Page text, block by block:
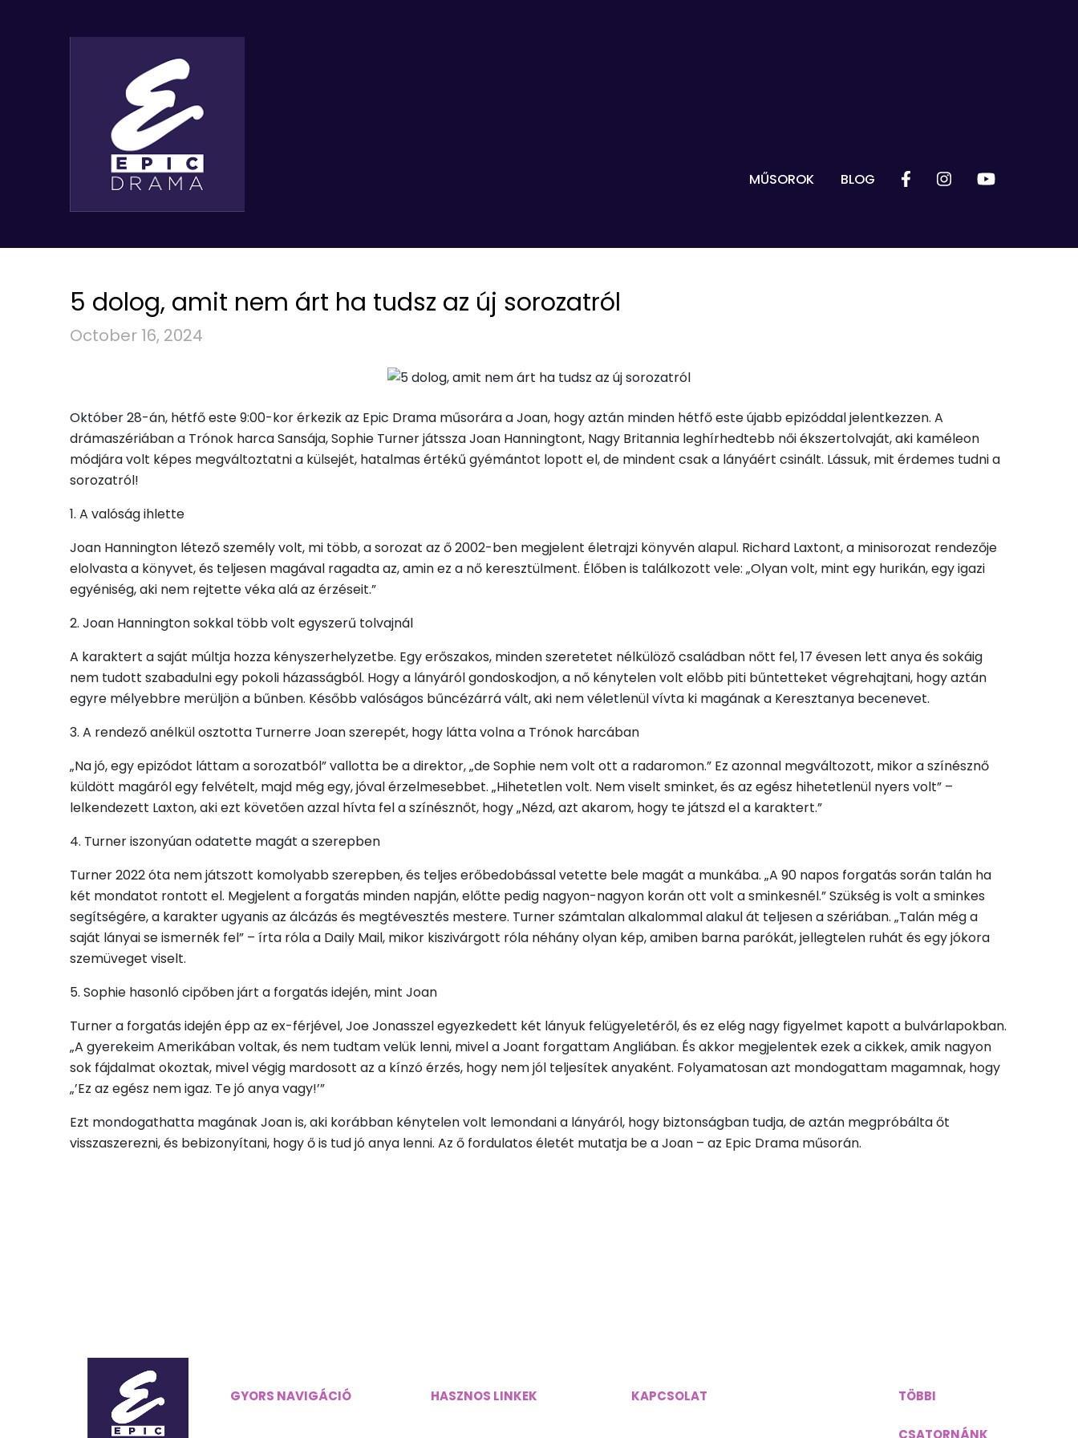
MŰSOROK BLOG
5 dolog, amit nem árt ha tudsz az új sorozatról
October 16, 2024
Október 28-án, hétfő este 9:00-kor érkezik az Epic Drama műsorára a Joan, hogy aztán minden hétfő este újabb epizóddal jelentkezzen. A
drámaszériában a Trónok harca Sansája, Sophie Turner játssza Joan Hanningtont, Nagy Britannia leghírhedtebb női ékszertolvaját, aki kaméleon
módjára volt képes megváltoztatni a külsejét, hatalmas értékű gyémántot lopott el, de mindent csak a lányáért csinált. Lássuk, mit érdemes tudni a
sorozatról!
1. A valóság ihlette
Joan Hannington létező személy volt, mi több, a sorozat az ő 2002-ben megjelent életrajzi könyvén alapul. Richard Laxtont, a minisorozat rendezője
elolvasta a könyvet, és teljesen magával ragadta az, amin ez a nő keresztülment. Élőben is találkozott vele: „Olyan volt, mint egy hurikán, egy igazi
egyéniség, aki nem rejtette véka alá az érzéseit.”
2. Joan Hannington sokkal több volt egyszerű tolvajnál
A karaktert a saját múltja hozza kényszerhelyzetbe. Egy erőszakos, minden szeretetet nélkülöző családban nőtt fel, 17 évesen lett anya és sokáig
nem tudott szabadulni egy pokoli házasságból. Hogy a lányáról gondoskodjon, a nő kénytelen volt előbb piti bűntetteket végrehajtani, hogy aztán
egyre mélyebbre merüljön a bűnben. Később valóságos bűncézárrá vált, aki nem véletlenül vívta ki magának a Keresztanya becenevet.
3. A rendező anélkül osztotta Turnerre Joan szerepét, hogy látta volna a Trónok harcában
„Na jó, egy epizódot láttam a sorozatból” vallotta be a direktor, „de Sophie nem volt ott a radaromon.” Ez azonnal megváltozott, mikor a színésznő
küldött magáról egy felvételt, majd még egy, jóval érzelmesebbet. „Hihetetlen volt. Nem viselt sminket, és az egész hihetetlenül nyers volt” –
lelkendezett Laxton, aki ezt követően azzal hívta fel a színésznőt, hogy „Nézd, azt akarom, hogy te játszd el a karaktert.”
4. Turner iszonyúan odatette magát a szerepben
Turner 2022 óta nem játszott komolyabb szerepben, és teljes erőbedobással vetette bele magát a munkába. „A 90 napos forgatás során talán ha
két mondatot rontott el. Megjelent a forgatás minden napján, előtte pedig nagyon-nagyon korán ott volt a sminkesnél.” Szükség is volt a sminkes
segítségére, a karakter ugyanis az álcázás és megtévesztés mestere. Turner számtalan alkalommal alakul át teljesen a szériában. „Talán még a
saját lányai se ismernék fel” – írta róla a Daily Mail, mikor kiszivárgott róla néhány olyan kép, amiben barna parókát, jellegtelen ruhát és egy jókora
szemüveget viselt.
5. Sophie hasonló cipőben járt a forgatás idején, mint Joan
Turner a forgatás idején épp az ex-férjével, Joe Jonasszel egyezkedett két lányuk felügyeletéről, és ez elég nagy figyelmet kapott a bulvárlapokban.
„A gyerekeim Amerikában voltak, és nem tudtam velük lenni, mivel a Joant forgattam Angliában. És akkor megjelentek ezek a cikkek, amik nagyon
sok fájdalmat okoztak, mivel végig mardosott az a kínzó érzés, hogy nem jól teljesítek anyaként. Folyamatosan azt mondogattam magamnak, hogy
„’Ez az egész nem igaz. Te jó anya vagy!’”
Ezt mondogathatta magának Joan is, aki korábban kénytelen volt lemondani a lányáról, hogy biztonságban tudja, de aztán megpróbálta őt
visszaszerezni, és bebizonyítani, hogy ő is tud jó anya lenni. Az ő fordulatos életét mutatja be a Joan – az Epic Drama műsorán.
GYORS NAVIGÁCIÓ HASZNOS LINKEK KAPCSOLAT TÖBBI
CSATORNÁNK